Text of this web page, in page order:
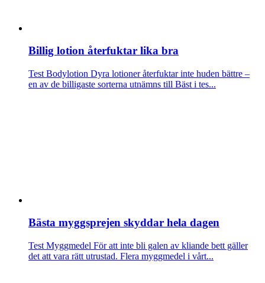
Billig lotion återfuktar lika bra
Test Bodylotion Dyra lotioner återfuktar inte huden bättre –
en av de billigaste sorterna utnämns till Bäst i tes...
Bästa myggsprejen skyddar hela dagen
Test Myggmedel För att inte bli galen av kliande bett gäller
det att vara rätt utrustad. Flera myggmedel i vårt...